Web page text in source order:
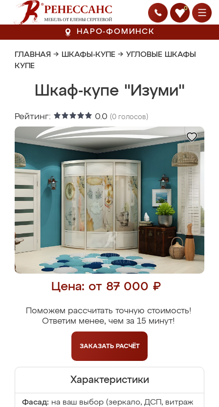
0
НАРО-ФОМИНСК
ГЛАВНАЯ → ШКАФЫ-КУПЕ → УГЛОВЫЕ ШКАФЫ
КУПЕ
Шкаф-купе "Изуми"
Рейтинг: 0.0 (0 голосов)
Цена: от 87 000 ₽
Поможем рассчитать точную стоимость!
Ответим менее, чем за 15 минут!
ЗАКАЗАТЬ РАСЧЁТ
Характеристики
Фасад: на ваш выбор (зеркало, ДСП, витраж